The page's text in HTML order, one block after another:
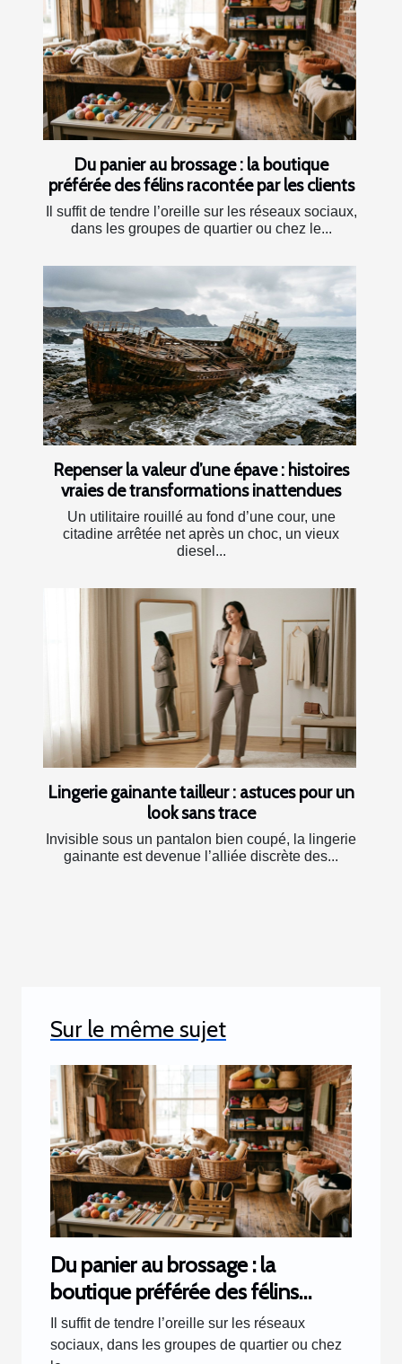
Du panier au brossage : la boutique
préférée des félins racontée par les clients
Il suffit de tendre l’oreille sur les réseaux sociaux,
dans les groupes de quartier ou chez le...
Repenser la valeur d’une épave : histoires
vraies de transformations inattendues
Un utilitaire rouillé au fond d’une cour, une
citadine arrêtée net après un choc, un vieux
diesel...
Lingerie gainante tailleur : astuces pour un
look sans trace
Invisible sous un pantalon bien coupé, la lingerie
gainante est devenue l’alliée discrète des...
Sur le même sujet
Du panier au brossage : la
boutique préférée des félins
racontée par les clients
Il suffit de tendre l’oreille sur les réseaux
sociaux, dans les groupes de quartier ou chez